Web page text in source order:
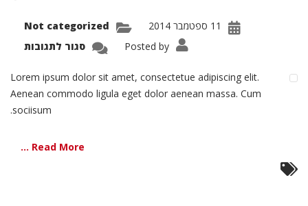
11 ספטמבר 2014
Not categorized
Posted by
סגור לתגובותעל
Lorem ipsum dolor sit amet, consectetue adipiscing elit.
Aenean commodo ligula eget dolor aenean massa. Cum
sociisum.
Read More ...